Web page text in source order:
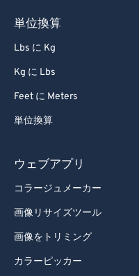
単位換算
Lbs に Kg
Kg に Lbs
Feet に Meters
単位換算
ウェブアプリ
コラージュメーカー
画像リサイズツール
画像をトリミング
カラーピッカー